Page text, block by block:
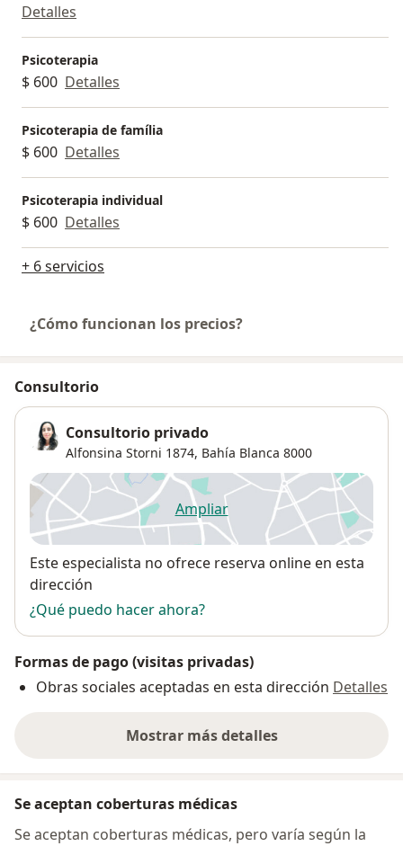
Detalles
Psicoterapia
$ 600 Detalles
Psicoterapia de família
$ 600 Detalles
Psicoterapia individual
$ 600 Detalles
+ 6 servicios
¿Cómo funcionan los precios?
Consultorio
Consultorio privado
Alfonsina Storni 1874, Bahía Blanca 8000
Ampliarse abre en una nueva
Disponibilidad
Este especialista no ofrece reserva online en esta
dirección
¿Qué puedo hacer ahora?
Formas de pago (visitas privadas)
Obras sociales aceptadas en esta dirección Detalles
Mostrar más detalles
sobre la dirección
Se aceptan coberturas médicas
Se aceptan coberturas médicas, pero varía según la